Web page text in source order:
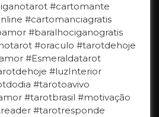
#cartomante
#cartomanciagratis
#baralhociganogratis
#oraculo #tarotdehoje
#Esmeraldatarot
#luzInterior
#tarotoavivo
#tarotbrasil #motivação
#tarotresponde